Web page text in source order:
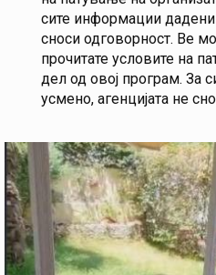
сите информации дадени
сноси одговорност. Ве
прочитате условите на
дел од овој програм. За
усмено, агенцијата не